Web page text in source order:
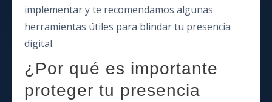
implementar y te recomendamos algunas
herramientas útiles para blindar tu presencia
digital.
¿Por qué es importante
proteger tu presencia